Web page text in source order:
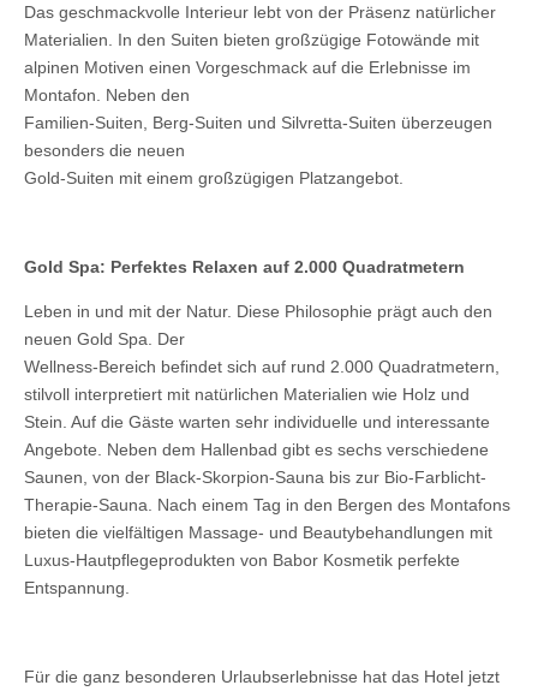
Das geschmackvolle Interieur lebt von der Präsenz natürlicher
Materialien. In den Suiten bieten großzügige Fotowände mit
alpinen Motiven einen Vorgeschmack auf die Erlebnisse im
Montafon. Neben den
Familien-Suiten, Berg-Suiten und Silvretta-Suiten überzeugen
besonders die neuen
Gold-Suiten mit einem großzügigen Platzangebot.
Gold Spa: Perfektes Relaxen auf 2.000 Quadratmetern
Leben in und mit der Natur. Diese Philosophie prägt auch den
neuen Gold Spa. Der
Wellness-Bereich befindet sich auf rund 2.000 Quadratmetern,
stilvoll interpretiert mit natürlichen Materialien wie Holz und
Stein. Auf die Gäste warten sehr individuelle und interessante
Angebote. Neben dem Hallenbad gibt es sechs verschiedene
Saunen, von der Black-Skorpion-Sauna bis zur Bio-Farblicht-
Therapie-Sauna. Nach einem Tag in den Bergen des Montafons
bieten die vielfältigen Massage- und Beautybehandlungen mit
Luxus-Hautpflegeprodukten von Babor Kosmetik perfekte
Entspannung.
Für die ganz besonderen Urlaubserlebnisse hat das Hotel jetzt